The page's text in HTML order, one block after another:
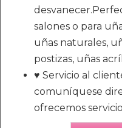
salones o para
uñas naturales,
postizas, uñas
♥ Servicio al
comuníquese
ofrecemos